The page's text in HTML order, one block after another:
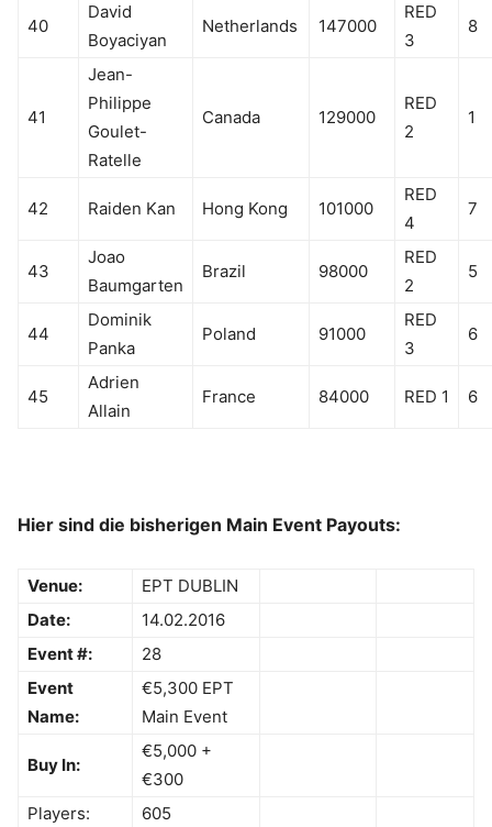
40
David
Boyaciyan
Netherlands 147000
RED
3
8
41
Jean-
Philippe
Goulet-
Ratelle
Canada 129000
RED
2
1
42 Raiden Kan Hong Kong 101000
RED
4
7
43
Joao
Baumgarten
Brazil 98000
RED
2
5
44
Dominik
Panka
Poland 91000
RED
3
6
45
Adrien
Allain
France 84000 RED 1 6
Hier sind die bisherigen Main Event Payouts:
Venue:
EPT DUBLIN
Date:
14.02.2016
Event #:
28
Event
Name:
€5,300 EPT
Main Event
Buy In:
€5,000 +
€300
Players:
605